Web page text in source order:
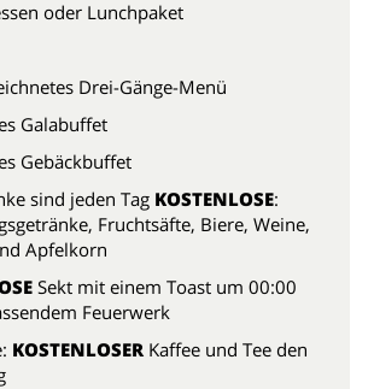
oder Lunchpaket
Drei-Gänge-Menü
Galabuffet
Gebäckbuffet
sind jeden Tag KOSTENLOSE:
Fruchtsäfte, Biere, Weine,
Apfelkorn
Sekt mit einem Toast um 00:00
Feuerwerk
KOSTENLOSER Kaffee und Tee den